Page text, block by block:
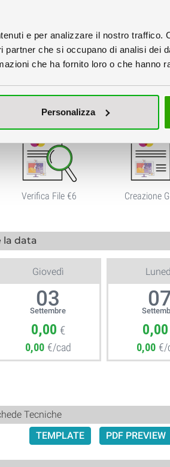
e per analizzare il nostro traffico.
che si occupano di analisi dei
che ha fornito loro o che hanno
Personalizza
Unico
Verifica File €6 Creazione
la data
Giovedì
03
Settembre
0,00 €
0,00 €/cad
0,00
0,00 €/
Tecniche
TEMPLATE
PDF PREVIEW